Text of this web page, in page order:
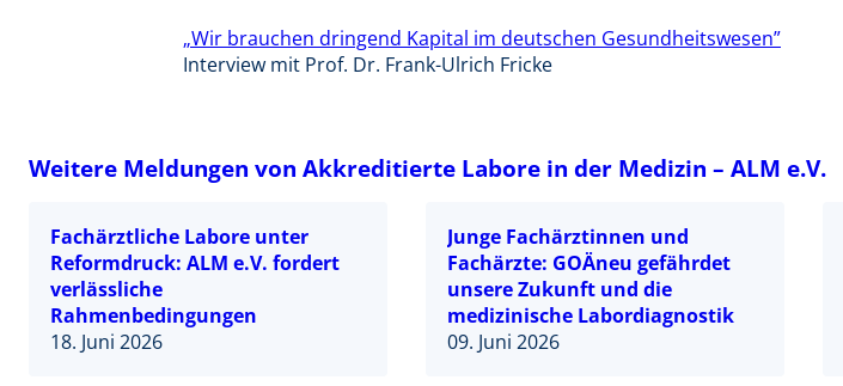
„Wir brauchen dringend Kapital im deutschen Gesundheitswesen”
Interview mit Prof. Dr. Frank-Ulrich Fricke
Weitere Meldungen von Akkreditierte Labore in der Medizin – ALM e.V.
Fachärztliche Labore unter
Reformdruck: ALM e.V. fordert
verlässliche
Rahmenbedingungen
18. Juni 2026
Junge Fachärztinnen und
Fachärzte: GOÄneu gefährdet
unsere Zukunft und die
medizinische Labordiagnostik
09. Juni 2026